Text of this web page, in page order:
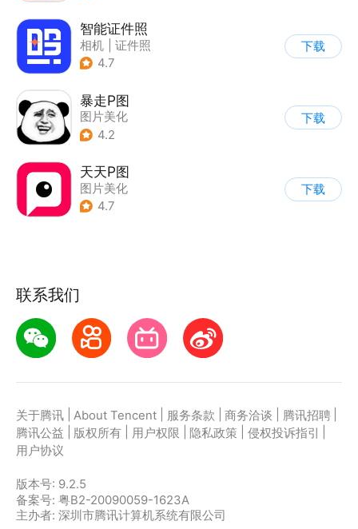
智能证件照
相机
证件照
| 图片美化
4.7
下载
暴走P图
图片美化
4.2
下载
天天P图
图片美化
4.7
下载
联系我们
关于腾讯 About Tencent 服务条款 商务洽谈 腾讯招聘
腾讯公益
版权所有 用户权限 隐私政策 侵权投诉指引
用户协议
版本号: 9.2.5
备案号: 粤B2-20090059-1623A
主办者: 深圳市腾讯计算机系统有限公司